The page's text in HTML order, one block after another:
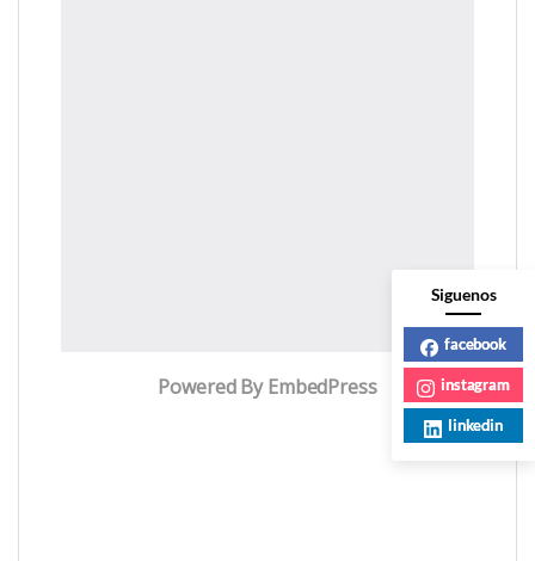
Powered By EmbedPress
Siguenos
facebook
instagram
linkedin